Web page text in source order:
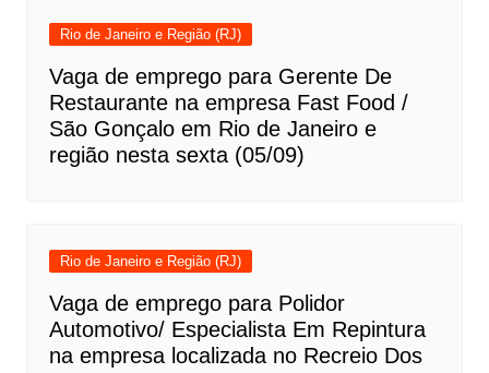
Rio de Janeiro e Região (RJ)
Vaga de emprego para Gerente De
Restaurante na empresa Fast Food /
São Gonçalo em Rio de Janeiro e
região nesta sexta (05/09)
Rio de Janeiro e Região (RJ)
Vaga de emprego para Polidor
Automotivo/ Especialista Em Repintura
na empresa localizada no Recreio Dos